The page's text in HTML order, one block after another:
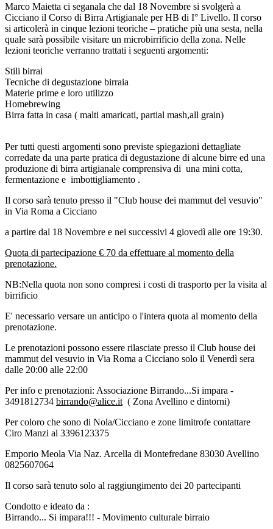
Marco Maietta ci seganala che dal 18 Novembre si svolgerà a
Cicciano il Corso di Birra Artigianale per HB di I° Livello. Il corso
si articolerà in cinque lezioni teoriche – pratiche più una sesta, nella
quale sarà possibile visitare un microbirrificio della zona. Nelle
lezioni teoriche verranno trattati i seguenti argomenti:
Stili birrai
Tecniche di degustazione birraia
Materie prime e loro utilizzo
Homebrewing
Birra fatta in casa ( malti amaricati, partial mash,all grain)
Per tutti questi argomenti sono previste spiegazioni dettagliate
corredate da una parte pratica di degustazione di alcune birre ed una
produzione di birra artigianale comprensiva di una mini cotta,
fermentazione e imbottigliamento .
Il corso sarà tenuto presso il "Club house dei mammut del vesuvio"
in Via Roma a Cicciano
a partire dal 18 Novembre e nei successivi 4 giovedì alle ore 19:30.
Quota di partecipazione € 70 da effettuare al momento della
prenotazione.
NB:Nella quota non sono compresi i costi di trasporto per la visita al
birrificio
E' necessario versare un anticipo o l'intera quota al momento della
prenotazione.
Le prenotazioni possono essere rilasciate presso il Club house dei
mammut del vesuvio in Via Roma a Cicciano solo il Venerdì sera
dalle 20:00 alle 22:00
Per info e prenotazioni: Associazione Birrando...Si impara -
3491812734 birrando@alice.it ( Zona Avellino e dintorni)
Per coloro che sono di Nola/Cicciano e zone limitrofe contattare
Ciro Manzi al 3396123375
Emporio Meola Via Naz. Arcella di Montefredane 83030 Avellino
0825607064
Il corso sarà tenuto solo al raggiungimento dei 20 partecipanti
Condotto e ideato da :
Birrando... Si impara!!! - Movimento culturale birraio